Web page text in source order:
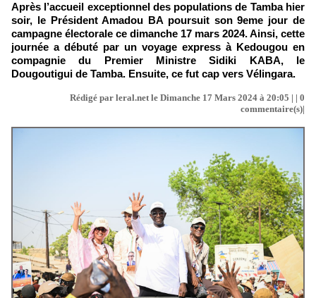
Après l’accueil exceptionnel des populations de Tamba hier
soir, le Président Amadou BA poursuit son 9eme jour de
campagne électorale ce dimanche 17 mars 2024. Ainsi, cette
journée a débuté par un voyage express à Kedougou en
compagnie du Premier Ministre Sidiki KABA, le
Dougoutigui de Tamba. Ensuite, ce fut cap vers Vélingara.
Rédigé par leral.net le Dimanche 17 Mars 2024 à 20:05 | | 0
commentaire(s)|